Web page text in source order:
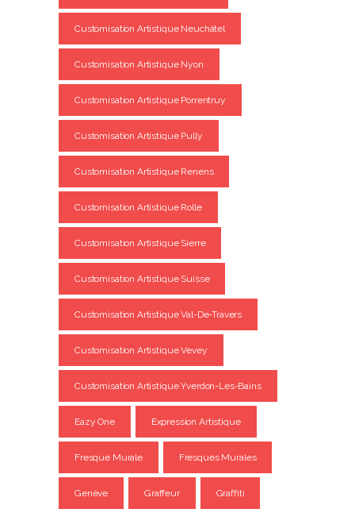
Customisation Artistique Neuchâtel
Customisation Artistique Nyon
Customisation Artistique Porrentruy
Customisation Artistique Pully
Customisation Artistique Renens
Customisation Artistique Rolle
Customisation Artistique Sierre
Customisation Artistique Suisse
Customisation Artistique Val-De-Travers
Customisation Artistique Vevey
Customisation Artistique Yverdon-Les-Bains
Eazy One Expression Artistique
Fresque Murale Fresques Murales
Genève Graffeur Graffiti